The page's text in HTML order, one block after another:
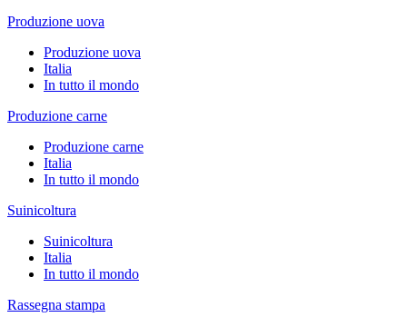
Produzione uova
Produzione uova
Italia
In tutto il mondo
Produzione carne
Produzione carne
Italia
In tutto il mondo
Suinicoltura
Suinicoltura
Italia
In tutto il mondo
Rassegna stampa